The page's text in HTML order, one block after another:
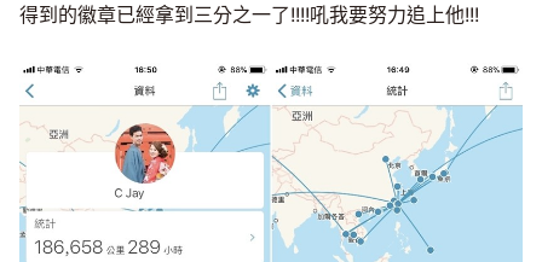
得到的徽章已經拿到三分之一了!!!!吼我要努力追上他!!!